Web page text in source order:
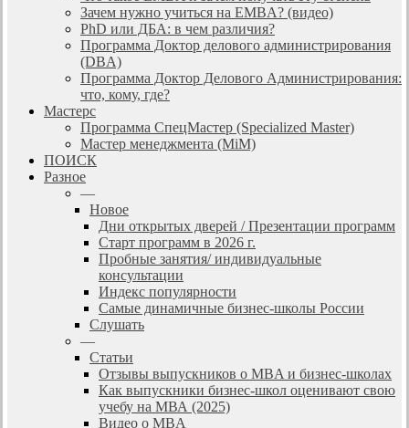
Зачем нужно учиться на EMBA? (видео)
PhD или ДБА: в чем различия?
Программа Доктор делового администрирования
(DBА)
Программа Доктор Делового Администрирования:
что, кому, где?
Мастерс
Программа СпецМастер (Specialized Master)
Мастер менеджмента (MiM)
ПОИСК
Разное
—
Новое
Дни открытых дверей / Презентации программ
Старт программ в 2026 г.
Пробные занятия/ индивидуальные
консультации
Индекс популярности
Самые динамичные бизнес-школы России
Слушать
—
Статьи
Отзывы выпускников о MBA и бизнес-школах
Как выпускники бизнес-школ оценивают свою
учебу на МВА (2025)
Видео о MBA